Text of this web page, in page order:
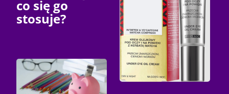
co się go
stosuje?